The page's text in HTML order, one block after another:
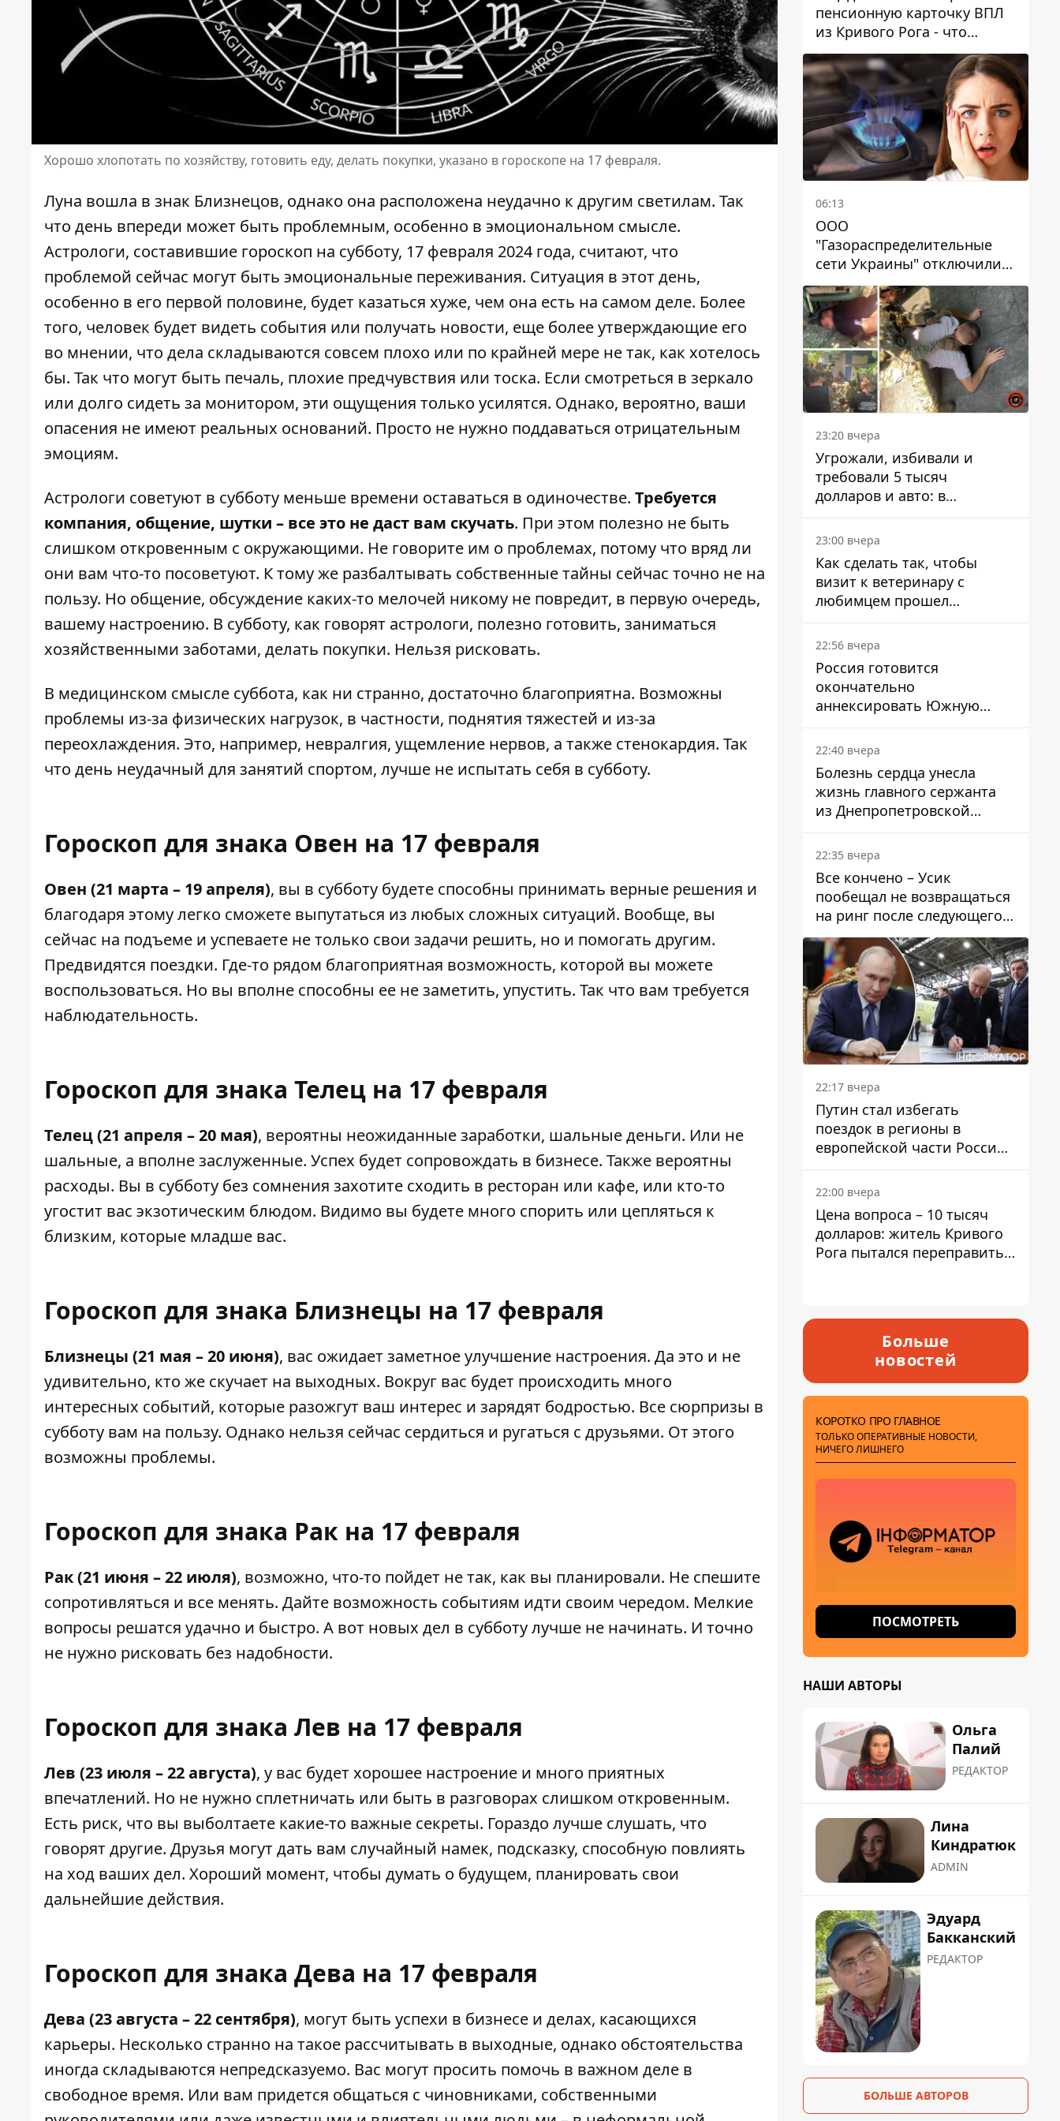
Хорошо хлопотать по хозяйству, готовить еду, делать покупки, указано в гороскопе на 17 февраля.
Луна вошла в знак Близнецов, однако она расположена неудачно к другим светилам. Так
что день впереди может быть проблемным, особенно в эмоциональном смысле.
Астрологи, составившие гороскоп на субботу, 17 февраля 2024 года, считают, что
проблемой сейчас могут быть эмоциональные переживания. Ситуация в этот день,
особенно в его первой половине, будет казаться хуже, чем она есть на самом деле. Более
того, человек будет видеть события или получать новости, еще более утверждающие его
во мнении, что дела складываются совсем плохо или по крайней мере не так, как хотелось
бы. Так что могут быть печаль, плохие предчувствия или тоска. Если смотреться в зеркало
или долго сидеть за монитором, эти ощущения только усилятся. Однако, вероятно, ваши
опасения не имеют реальных оснований. Просто не нужно поддаваться отрицательным
эмоциям.
Астрологи советуют в субботу меньше времени оставаться в одиночестве. Требуется
компания, общение, шутки – все это не даст вам скучать. При этом полезно не быть
слишком откровенным с окружающими. Не говорите им о проблемах, потому что вряд ли
они вам что-то посоветуют. К тому же разбалтывать собственные тайны сейчас точно не на
пользу. Но общение, обсуждение каких-то мелочей никому не повредит, в первую очередь,
вашему настроению. В субботу, как говорят астрологи, полезно готовить, заниматься
хозяйственными заботами, делать покупки. Нельзя рисковать.
В медицинском смысле суббота, как ни странно, достаточно благоприятна. Возможны
проблемы из-за физических нагрузок, в частности, поднятия тяжестей и из-за
переохлаждения. Это, например, невралгия, ущемление нервов, а также стенокардия. Так
что день неудачный для занятий спортом, лучше не испытать себя в субботу.
Гороскоп для знака Овен на 17 февраля
Овен (21 марта – 19 апреля), вы в субботу будете способны принимать верные решения и
благодаря этому легко сможете выпутаться из любых сложных ситуаций. Вообще, вы
сейчас на подъеме и успеваете не только свои задачи решить, но и помогать другим.
Предвидятся поездки. Где-то рядом благоприятная возможность, которой вы можете
воспользоваться. Но вы вполне способны ее не заметить, упустить. Так что вам требуется
наблюдательность.
Гороскоп для знака Телец на 17 февраля
Телец (21 апреля – 20 мая), вероятны неожиданные заработки, шальные деньги. Или не
шальные, а вполне заслуженные. Успех будет сопровождать в бизнесе. Также вероятны
расходы. Вы в субботу без сомнения захотите сходить в ресторан или кафе, или кто-то
угостит вас экзотическим блюдом. Видимо вы будете много спорить или цепляться к
близким, которые младше вас.
Гороскоп для знака Близнецы на 17 февраля
Близнецы (21 мая – 20 июня), вас ожидает заметное улучшение настроения. Да это и не
удивительно, кто же скучает на выходных. Вокруг вас будет происходить много
интересных событий, которые разожгут ваш интерес и зарядят бодростью. Все сюрпризы в
субботу вам на пользу. Однако нельзя сейчас сердиться и ругаться с друзьями. От этого
возможны проблемы.
Гороскоп для знака Рак на 17 февраля
Рак (21 июня – 22 июля), возможно, что-то пойдет не так, как вы планировали. Не спешите
сопротивляться и все менять. Дайте возможность событиям идти своим чередом. Мелкие
вопросы решатся удачно и быстро. А вот новых дел в субботу лучше не начинать. И точно
не нужно рисковать без надобности.
Гороскоп для знака Лев на 17 февраля
Лев (23 июля – 22 августа), у вас будет хорошее настроение и много приятных
впечатлений. Но не нужно сплетничать или быть в разговорах слишком откровенным.
Есть риск, что вы выболтаете какие-то важные секреты. Гораздо лучше слушать, что
говорят другие. Друзья могут дать вам случайный намек, подсказку, способную повлиять
на ход ваших дел. Хороший момент, чтобы думать о будущем, планировать свои
дальнейшие действия.
Гороскоп для знака Дева на 17 февраля
Дева (23 августа – 22 сентября), могут быть успехи в бизнесе и делах, касающихся
карьеры. Несколько странно на такое рассчитывать в выходные, однако обстоятельства
иногда складываются непредсказуемо. Вас могут просить помочь в важном деле в
свободное время. Или вам придется общаться с чиновниками, собственными
пенсионную карточку ВПЛ
из Кривого Рога - что
решил суд
06:13
ООО
"Газораспределительные
сети Украины" отключили
львовянке газ - что решил
суд
23:20 вчера
Угрожали, избивали и
требовали 5 тысяч
долларов и авто: в
Павлограде задержали двух
мужчин
23:00 вчера
Как сделать так, чтобы
визит к ветеринару с
любимцем прошел
спокойно: простые советы
22:56 вчера
Россия готовится
окончательно
аннексировать Южную
Осетию – страны НАТО
обеспокоены
22:40 вчера
Болезнь сердца унесла
жизнь главного сержанта
из Днепропетровской
области Юрия Свистуна
22:35 вчера
Все кончено – Усик
пообещал не возвращаться
на ринг после следующего
боя
22:17 вчера
Путин стал избегать
поездок в регионы в
европейской части России,
куда регулярно долетают
дроны
22:00 вчера
Цена вопроса – 10 тысяч
долларов: житель Кривого
Рога пытался переправить
Больше
новостей
КОРОТКО ПРО ГЛАВНОЕ
ТОЛЬКО ОПЕРАТИВНЫЕ НОВОСТИ,
НИЧЕГО ЛИШНЕГО
ПОСМОТРЕТЬ
НАШИ АВТОРЫ
Ольга
Палий
РЕДАКТОР
Лина
Киндратюк
ADMIN
Эдуард
Бакканский
РЕДАКТОР
БОЛЬШЕ АВТОРОВ